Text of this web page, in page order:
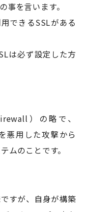
の事を言います。
できるSSLがある
は必ず設定した方
）の略で、
悪用した攻撃から
ムのことです。
すが、自身が構築